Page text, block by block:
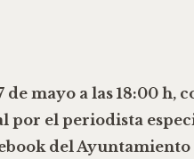
de mayo a las 18:00 h,
por el periodista
del Ayuntamiento